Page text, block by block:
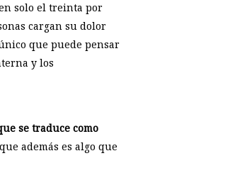
solo el treinta por
cargan su dolor
que puede pensar
y los
se traduce como
además es algo que